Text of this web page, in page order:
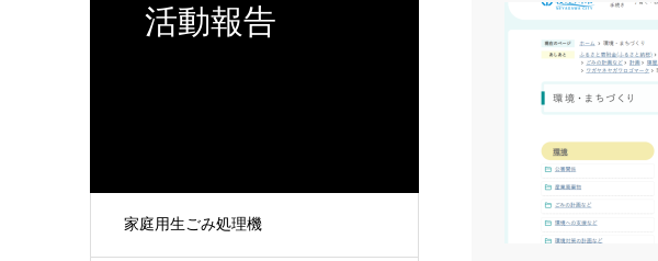
活動報告
家庭用生ごみ処理機